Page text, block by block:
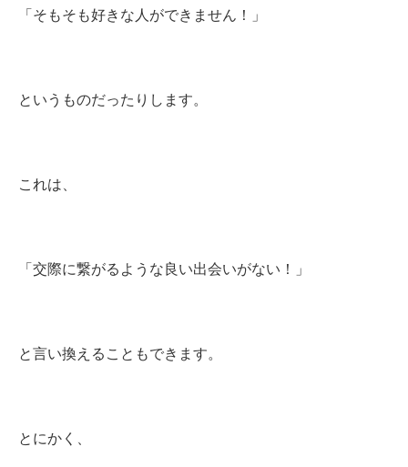
「そもそも好きな人ができません！」
というものだったりします。
これは、
「交際に繋がるような良い出会いがない！」
と言い換えることもできます。
とにかく、